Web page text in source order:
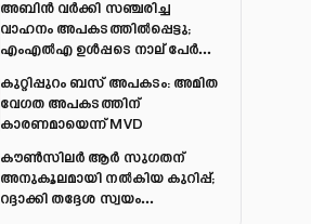
അബിന്‍ വര്‍ക്കി സഞ്ചരിച്ച
വാഹനം അപകടത്തില്‍പ്പെട്ടു;
എംഎല്‍എ ഉള്‍പ്പടെ നാല് പേര്‍ക്ക്
കുറ്റിപ്പുറം ബസ് അപകടം: അമിത
വേഗത അപകടത്തിന്
കാരണമായെന്ന് MVD
കൗൺസിലർ ആർ സുഗതന്
അനുകൂലമായി നല്‍കിയ കുറിപ്പ്;
റദ്ദാക്കി തദ്ദേശ സ്വയം